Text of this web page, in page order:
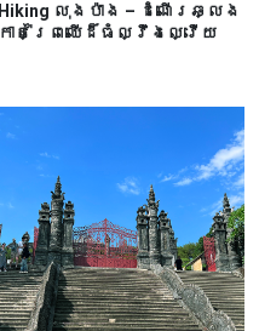
Hiking លុងប៉ាង – ដំណើរ​ឆ្លង
កាត់ព្រៃឈើដ៏​ធំល្វឹងល្វើយ